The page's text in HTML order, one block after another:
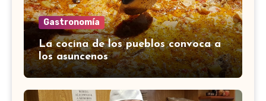
Gastronomía
La cocina de los pueblos convoca a
los asuncenos